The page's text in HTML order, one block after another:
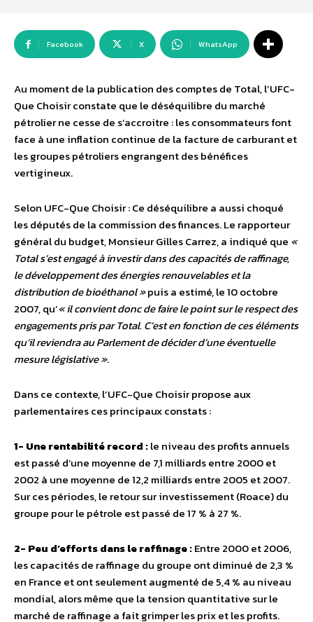
Facebook X WhatsApp
Au moment de la publication des comptes de Total, l’UFC-
Que Choisir constate que le déséquilibre du marché
pétrolier ne cesse de s’accroitre : les consommateurs font
face à une inflation continue de la facture de carburant et
les groupes pétroliers engrangent des bénéfices
vertigineux.
Selon UFC-Que Choisir : Ce déséquilibre a aussi choqué
les députés de la commission des finances. Le rapporteur
général du budget, Monsieur Gilles Carrez, a indiqué que «
Total s’est engagé à investir dans des capacités de raffinage,
le développement des énergies renouvelables et la
distribution de bioéthanol »puis a estimé, le 10 octobre
2007, qu’« il convient donc de faire le point sur le respect des
engagements pris par Total. C’est en fonction de ces éléments
qu’il reviendra au Parlement de décider d’une éventuelle
mesure législative ».
Dans ce contexte, l’UFC-Que Choisir propose aux
parlementaires ces principaux constats :
1- Une rentabilité record :le niveau des profits annuels
est passé d’une moyenne de 7,1 milliards entre 2000 et
2002 à une moyenne de 12,2 milliards entre 2005 et 2007.
Sur ces périodes, le retour sur investissement (Roace) du
groupe pour le pétrole est passé de 17 % à 27 %.
2- Peu d’efforts dans le raffinage :Entre 2000 et 2006,
les capacités de raffinage du groupe ont diminué de 2,3 %
en France et ont seulement augmenté de 5,4 % au niveau
mondial, alors même que la tension quantitative sur le
marché de raffinage a fait grimper les prix et les profits.